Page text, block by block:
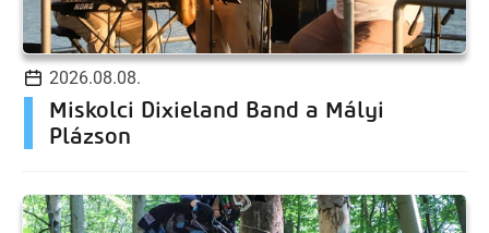
2026.08.08.
Miskolci Dixieland Band a Mályi
Plázson